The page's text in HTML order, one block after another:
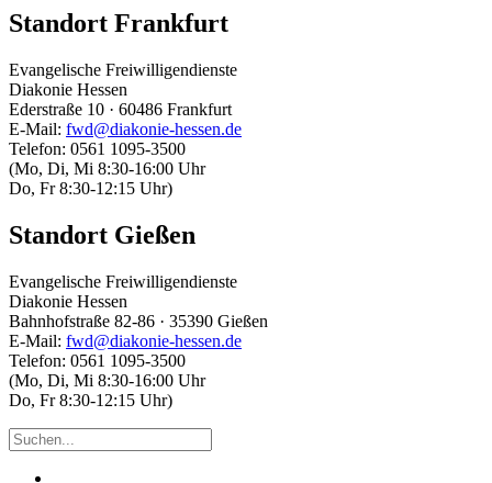
Standort Frankfurt
Evangelische Freiwilligendienste
Diakonie Hessen
Ederstraße 10 · 60486 Frankfurt
E-Mail: fwd@diakonie-hessen.de
Telefon: 0561 1095-3500
(Mo, Di, Mi 8:30-16:00 Uhr
Do, Fr 8:30-12:15 Uhr)
Standort Gießen
Evangelische Freiwilligendienste
Diakonie Hessen
Bahnhofstraße 82-86 · 35390 Gießen
E-Mail: fwd@diakonie-hessen.de
Telefon: 0561 1095-3500
(Mo, Di, Mi 8:30-16:00 Uhr
Do, Fr 8:30-12:15 Uhr)